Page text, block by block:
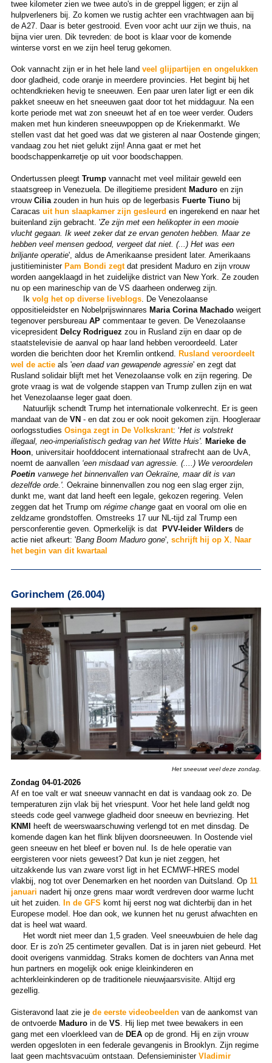
twee kilometer zien we twee auto's in de greppel liggen; er zijn al
hulpverleners bij. Zo komen we rustig achter een vrachtwagen aan bij
de A27. Daar is beter gestrooid. Even voor acht uur zijn we thuis, na
bijna vier uren. Dik tevreden: de boot is klaar voor de komende
winterse vorst en we zijn heel terug gekomen.
Ook vannacht zijn er in het hele land veel glijpartijen en ongelukken
door gladheid, code oranje in meerdere provincies. Het begint bij het
ochtendkrieken hevig te sneeuwen. Een paar uren later ligt er een dik
pakket sneeuw en het sneeuwen gaat door tot het middaguur. Na een
korte periode met wat zon sneeuwt het af en toe weer verder. Ouders
maken met hun kinderen sneeuwpoppen op de Kriekenmarkt. We
stellen vast dat het goed was dat we gisteren al naar Oostende gingen;
vandaag zou het niet gelukt zijn! Anna gaat er met het
boodschappenkarretje op uit voor boodschappen.
Ondertussen pleegt Trumpvannacht met veel militair geweld een
staatsgreep in Venezuela. De illegitieme president Maduroen zijn
vrouw Ciliazouden in hun huis op de legerbasis Fuerte Tiunobij
Caracas uit hun slaapkamer zijn gesleurd en ingerekend en naar het
buitenland zijn gebracht. 'Ze zijn met een helikopter in een mooie
vlucht gegaan. Ik weet zeker dat ze ervan genoten hebben. Maar ze
hebben veel mensen gedood, vergeet dat niet. (...) Het was een
briljante operatie', aldus de Amerikaanse president later. Amerikaans
justitieminister Pam Bondi zegtdat president Maduro en zijn vrouw
worden aangeklaagd in het zuidelijke district van New York. Ze zouden
nu op een marineschip van de VS daarheen onderweg zijn.
Ik volg het op diverse liveblogs. De Venezolaanse
oppositieleidster en Nobelprijswinnares Maria Corina Machadoweigert
tegenover persbureau APcommentaar te geven. De Venezolaanse
vicepresident Delcy Rodriguez zou in Rusland zijn en daar op de
staatstelevisie de aanval op haar land hebben veroordeeld. Later
worden die berichten door het Kremlin ontkend. Rusland veroordeelt
wel de actieals 'een daad van gewapende agressie' en zegt dat
Rusland solidair blijft met het Venezolaanse volk en zijn regering. De
grote vraag is wat de volgende stappen van Trump zullen zijn en wat
het Venezolaanse leger gaat doen.
Natuurlijk schendt Trump het internationale volkenrecht. Er is geen
mandaat van de VN - en dat zou er ook nooit gekomen zijn. Hoogleraar
oorlogsstudies Osinga zegt in De Volkskrant: ‘Het is volstrekt
illegaal, neo-imperialistisch gedrag van het Witte Huis'. Marieke de
Hoon, universitair hoofddocent internationaal strafrecht aan de UvA,
noemt de aanvallen‘een misdaad van agressie. (....) We veroordelen
Poetinvanwege het binnenvallen van Oekraïne, maar dit is van
dezelfde orde.'. Oekraine binnenvallen zou nog een slag erger zijn,
dunkt me, want dat land heeft een legale, gekozen regering. Velen
zeggen dat het Trump om régime changegaat en vooral om olie en
zeldzame grondstoffen. Omstreeks 17 uur NL-tijd zal Trump een
persconferentie geven. Opmerkelijk is dat
PVV-leider Wildersde
actie niet afkeurt: 'Bang Boom Maduro gone', schrijft hij op X. Naar
het begin van dit kwartaal
Gorinchem (26.004)
Het sneeuwt veel deze zondag.
Zondag 04-01-2026
Af en toe valt er wat sneeuw vannacht en dat is vandaag ook zo. De
temperaturen zijn vlak bij het vriespunt. Voor het hele land geldt nog
steeds code geel vanwege gladheid door sneeuw en bevriezing. Het
KNMI
heeft de weerswaarschuwing verlengd tot en met dinsdag. De
komende dagen kan het flink blijven doorsneeuwen. In Oostende viel
geen sneeuw en het bleef er boven nul. Is de hele operatie van
eergisteren voor niets geweest? Dat kun je niet zeggen, het
uitzakkende lus van zware vorst ligt in het ECMWF-HRES model
vlakbij, nog tot over Denemarken en het noorden van Duitsland. Op 11
januari nadert hij onze grens maar wordt verdreven door warme lucht
uit het zuiden.
In de GFS komt hij eerst nog wat dichterbij dan in het
Europese model. Hoe dan ook, we kunnen het nu gerust afwachten en
dat is heel wat waard.
Het wordt niet meer dan 1,5 graden. Veel sneeuwbuien de hele dag
door. Er is zo'n 25 centimeter gevallen. Dat is in jaren niet gebeurd. Het
dooit overigens vanmiddag. Straks komen de dochters van Anna met
hun partners en mogelijk ook enige kleinkinderen en
achterkleinkinderen op de traditionele nieuwjaarsvisite. Altijd erg
gezellig.
Gisteravond laat zie je de eerste videobeeldenvan de aankomst van
de ontvoerde Maduroin de VS . Hij liep met twee bewakers in een
gang met een vloerkleed van de DEAop de grond. Hij en zijn vrouw
werden opgesloten in een federale gevangenis in Brooklyn. Zijn regime
laat geen machtsvacuüm ontstaan. Defensieminister Vladimir